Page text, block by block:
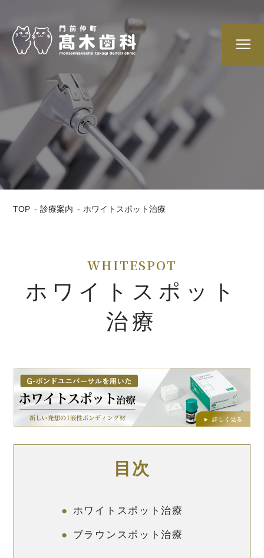
TOP 診療案内 ホワイトスポット治療
ホワイトスポット
治療
目次
ホワイトスポット治療
ブラウンスポット治療